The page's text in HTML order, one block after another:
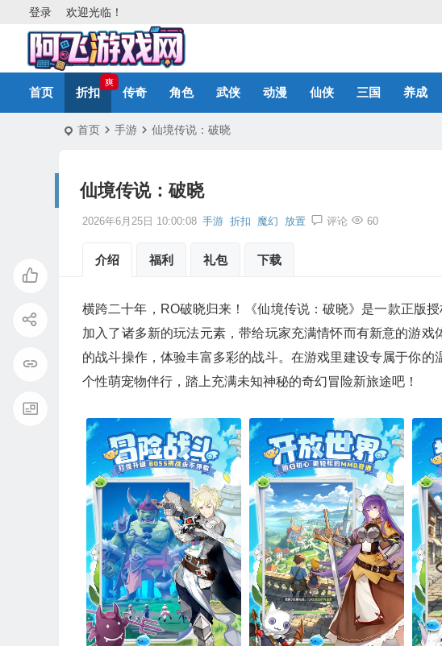
欢迎光临！
登录
首页 折扣
爽
传奇 角色 武侠 动漫 仙侠 三国 养成
首页 手游 仙境传说：破晓
仙境传说：破晓
2026年6月25日 10:00:08 手游 折扣 魔幻 放置 评论 60
介绍 福利 礼包 下载
横跨二十年，RO破晓归来！《仙境传说：破晓》是一款正版
加入了诸多新的玩法元素，带给玩家充满情怀而有新意的游
的战斗操作，体验丰富多彩的战斗。在游戏里建设专属于你的
个性萌宠物伴行，踏上充满未知神秘的奇幻冒险新旅途吧！